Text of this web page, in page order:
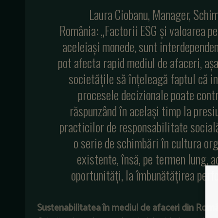
Laura Ciobanu, Manager,
România: „Factorii ESG și valoarea
aceleiași monede, sunt
pot afecta rapid mediul de afaceri,
societățile să înțeleagă faptul că
procesele decizionale poate
răspunzând în același timp la
practicilor de responsabilitate
o serie de schimbări în cultura
existente, însă, pe termen lung,
oportunități, la îmbunătățirea
Sustenabilitatea în mediul de afaceri din